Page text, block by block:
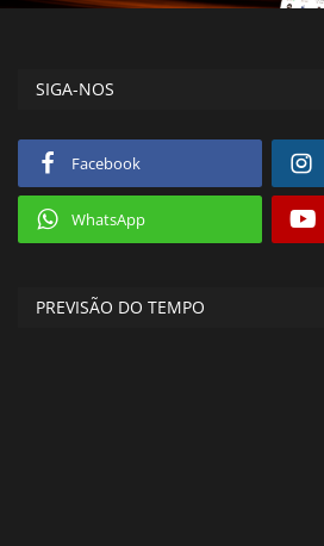
SIGA-NOS
Facebook
WhatsApp
PREVISÃO DO TEMPO